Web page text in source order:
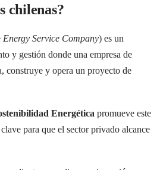
chilenas?
Energy Service Company) es un
y gestión donde una empresa de
construye y opera un proyecto de
Energética promueve este
para que el sector privado alcance